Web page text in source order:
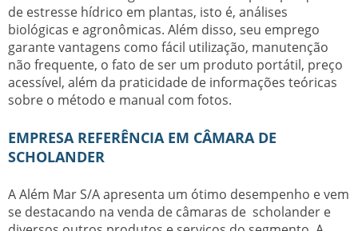
de estresse hídrico em plantas, isto é, análises
biológicas e agronômicas. Além disso, seu emprego
garante vantagens como fácil utilização, manutenção
não frequente, o fato de ser um produto portátil, preço
acessível, além da praticidade de informações teóricas
sobre o método e manual com fotos.
EMPRESA REFERÊNCIA EM CÂMARA DE
SCHOLANDER
A Além Mar S/A apresenta um ótimo desempenho e vem
se destacando na venda de câmaras de scholander e